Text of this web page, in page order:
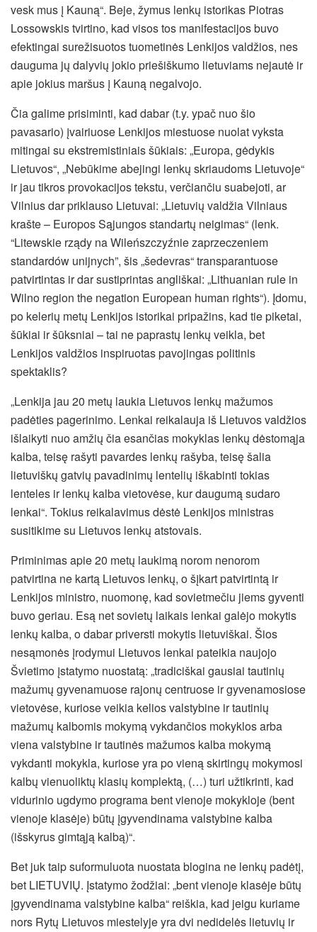
vesk mus į Kauną“. Beje, žymus lenkų istorikas Piotras
Lossowskis tvirtino, kad visos tos manifestacijos buvo
efektingai surežisuotos tuometinės Lenkijos valdžios, nes
dauguma jų dalyvių jokio priešiškumo lietuviams nejautė ir
apie jokius maršus į Kauną negalvojo.
Čia galime prisiminti, kad dabar (t.y. ypač nuo šio
pavasario) įvairiuose Lenkijos miestuose nuolat vyksta
mitingai su ekstremistiniais šūkiais: „Europa, gėdykis
Lietuvos“, „Nebūkime abejingi lenkų skriaudoms Lietuvoje“
ir jau tikros provokacijos tekstu, verčiančiu suabejoti, ar
Vilnius dar priklauso Lietuvai: „Lietuvių valdžia Vilniaus
krašte – Europos Sąjungos standartų neigimas“ (lenk.
“Litewskie rządy na Wileńszczyźnie zaprzeczeniem
standardów unijnych”, šis „šedevras“ transparantuose
patvirtintas ir dar sustiprintas angliškai: „Lithuanian rule in
Wilno region the negation European human rights“). Įdomu,
po kelerių metų Lenkijos istorikai pripažins, kad tie piketai,
šūkiai ir šūksniai – tai ne paprastų lenkų veikla, bet
Lenkijos valdžios inspiruotas pavojingas politinis
spektaklis?
„Lenkija jau 20 metų laukia Lietuvos lenkų mažumos
padėties pagerinimo. Lenkai reikalauja iš Lietuvos valdžios
išlaikyti nuo amžių čia esančias mokyklas lenkų dėstomąja
kalba, teisę rašyti pavardes lenkų rašyba, teisę šalia
lietuviškų gatvių pavadinimų lentelių iškabinti tokias
lenteles ir lenkų kalba vietovėse, kur daugumą sudaro
lenkai“. Tokius reikalavimus dėstė Lenkijos ministras
susitikime su Lietuvos lenkų atstovais.
Priminimas apie 20 metų laukimą norom nenorom
patvirtina ne kartą Lietuvos lenkų, o šįkart patvirtintą ir
Lenkijos ministro, nuomonę, kad sovietmečiu jiems gyventi
buvo geriau. Esą net sovietų laikais lenkai galėjo mokytis
lenkų kalba, o dabar priversti mokytis lietuviškai. Šios
nesąmonės įrodymui Lietuvos lenkai pateikia naujojo
Švietimo įstatymo nuostatą: „tradiciškai gausiai tautinių
mažumų gyvenamuose rajonų centruose ir gyvenamosiose
vietovėse, kuriose veikia kelios valstybine ir tautinių
mažumų kalbomis mokymą vykdančios mokyklos arba
viena valstybine ir tautinės mažumos kalba mokymą
vykdanti mokykla, kuriose yra po vieną skirtingų mokymosi
kalbų vienuoliktų klasių komplektą, (…) turi užtikrinti, kad
vidurinio ugdymo programa bent vienoje mokykloje (bent
vienoje klasėje) būtų įgyvendinama valstybine kalba
(išskyrus gimtąją kalbą)“.
Bet juk taip suformuluota nuostata blogina ne lenkų padėtį,
bet LIETUVIŲ. Įstatymo žodžiai: „bent vienoje klasėje būtų
įgyvendinama valstybine kalba“ reiškia, kad jeigu kuriame
nors Rytų Lietuvos miestelyje yra dvi nedidelės lietuvių ir